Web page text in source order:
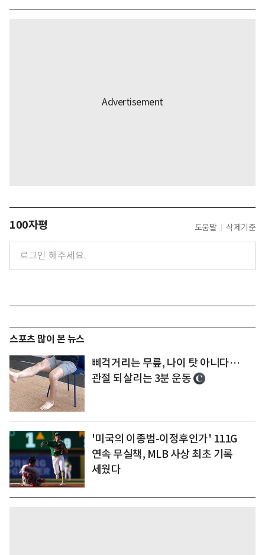
100자평 도움말 삭제기준
스포츠 많이 본 뉴스
삐걱거리는 무릎, 나이 탓 아니다…
관절 되살리는 3분 운동
'미국의 이종범-이정후인가' 111G
연속 무실책, MLB 사상 최초 기록
세웠다